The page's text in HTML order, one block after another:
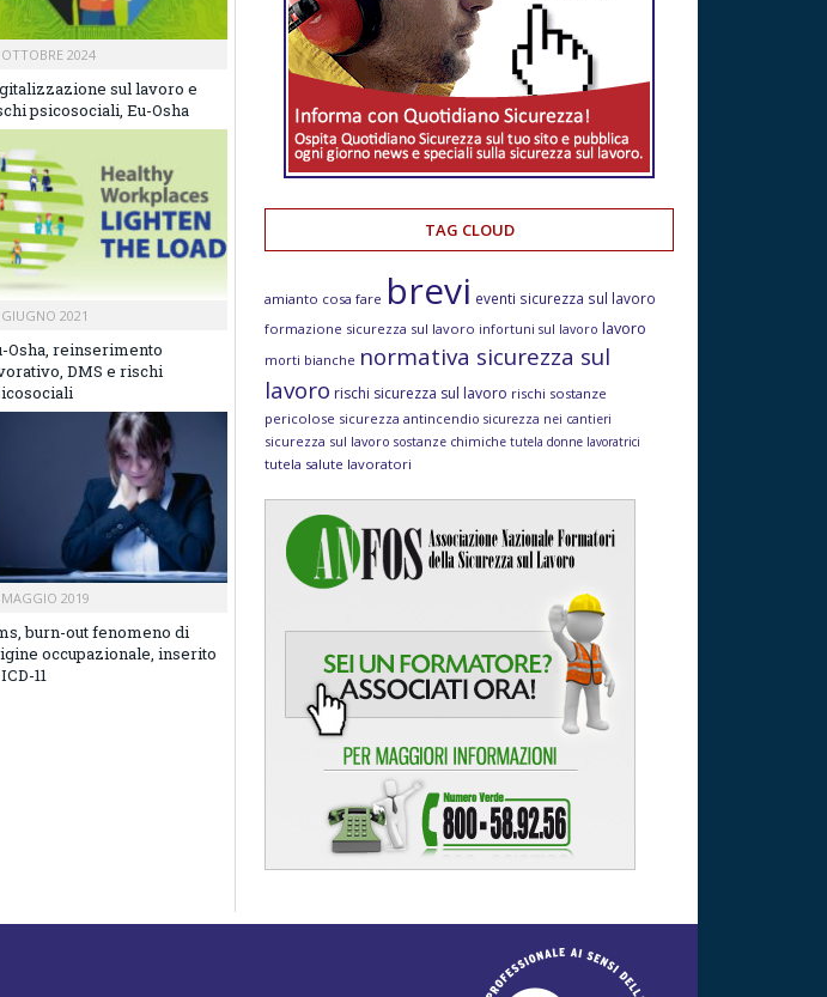
2024
sul lavoro e
psicosociali, Eu-Osha
2021
Osha, reinserimento
DMS e rischi
2019
burn-out fenomeno di
occupazionale, inserito
11
TAG CLOUD
amianto cosa fare brevi eventi sicurezza sul lavoro
formazione sicurezza sul lavoro infortuni sul lavoro lavoro
morti bianche normativa sicurezza sul
lavoro rischi sicurezza sul lavoro rischi sostanze
pericolose sicurezza antincendio sicurezza nei cantieri
sicurezza sul lavoro sostanze chimiche tutela donne lavoratrici
tutela salute lavoratori